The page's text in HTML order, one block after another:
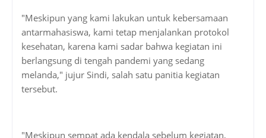
"Meskipun yang kami lakukan untuk kebersamaan
antarmahasiswa, kami tetap menjalankan protokol
kesehatan, karena kami sadar bahwa kegiatan ini
berlangsung di tengah pandemi yang sedang
melanda," jujur Sindi, salah satu panitia kegiatan
tersebut.
"Meskipun sempat ada kendala sebelum kegiatan,